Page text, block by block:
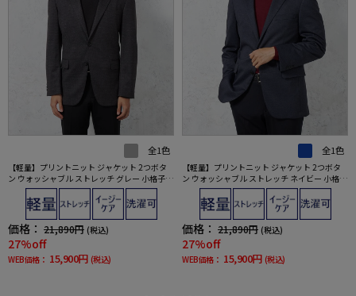
全1色
【軽量】プリントニット ジャケット 2つボタ
ン ウォッシャブル ストレッチ グレー 小格子
【i－Jacket-アイジャケット-】 秋冬
価格： 21,890円 (税込)
27%off
WEB価格： 15,900円 (税込)
全1色
【軽量】プリントニット ジャケット 2つボタ
ン ウォッシャブル ストレッチ ネイビー 小格子
【i－Jacket-アイジャケット-】 秋冬
価格： 21,890円 (税込)
27%off
WEB価格： 15,900円 (税込)